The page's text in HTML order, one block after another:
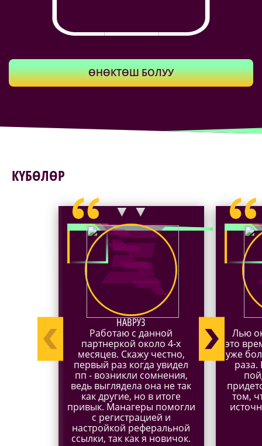
ӨНӨКТӨШ БОЛУУ
КҮБӨЛӨР
▼ ▼
НАВРУЗ
Работаю с данной
партнеркой около 4-х
месяцев. Скажу честно,
первый раз когда увидел
пп - возникли сомнения,
ведь выглядела она не так
как другие, но в итоге
привык. Манагеры помогли
с регистрацией и
настройкой реферальной
ссылки, так как я новичок.
Лью
это
уже
раза.
том,